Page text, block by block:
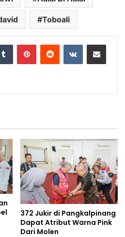
Toboali
Tumblr PinterestReddit VKontakteShare via Email
372 Jukir di Pangkalpinang
Dapat Atribut Warna Pink
Dari Molen